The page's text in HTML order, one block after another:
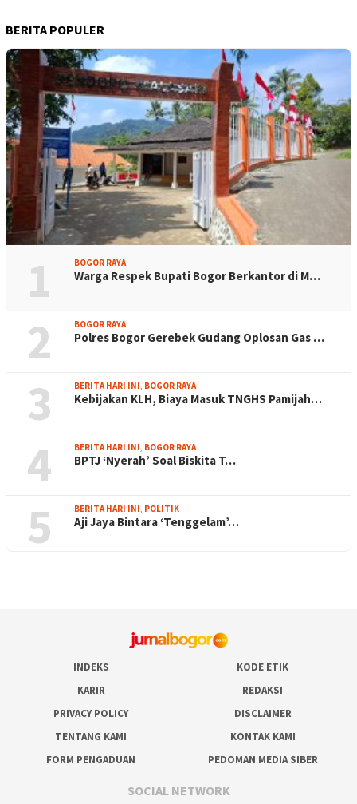
BERITA POPULER
1 BOGOR RAYA
Warga Respek Bupati Bogor Berkantor di M…
2 BOGOR RAYA
Polres Bogor Gerebek Gudang Oplosan Gas …
3 BERITA HARI INI BOGOR RAYA
Kebijakan KLH, Biaya Masuk TNGHS Pamijah…
4 BERITA HARI INI BOGOR RAYA
BPTJ ‘Nyerah’ Soal Biskita T…
5 BERITA HARI INI POLITIK
Aji Jaya Bintara ‘Tenggelam’…
INDEKS
KODE ETIK
KARIR
REDAKSI
PRIVACY POLICY
DISCLAIMER
TENTANG KAMI
KONTAK KAMI
FORM PENGADUAN
PEDOMAN MEDIA SIBER
SOCIAL NETWORK